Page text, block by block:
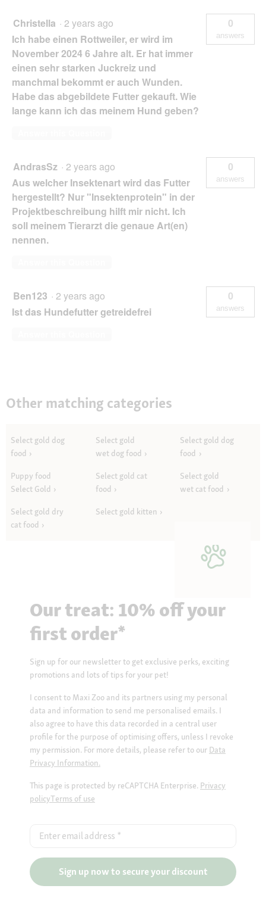
Christella · 2 years ago
Ich habe einen Rottweiler, er wird im
November 2024 6 Jahre alt. Er hat immer
einen sehr starken Juckreiz und
manchmal bekommt er auch Wunden.
Habe das abgebildete Futter gekauft. Wie
lange kann ich das meinem Hund geben?
0
answers
AndrasSz · 2 years ago
Aus welcher Insektenart wird das Futter
hergestellt? Nur "Insektenprotein" in der
Projektbeschreibung hilft mir nicht. Ich
soll meinem Tierarzt die genaue Art(en)
nennen.
0
answers
Ben123 · 2 years ago
Ist das Hundefutter getreidefrei
0
answers
Other matching categories
Select gold dog
food
Select gold
wet dog food
Select gold dog
food
Puppy food
Select Gold
Select gold cat
food
Select gold
wet cat food
Select gold dry
cat food
Select gold kitten
Our treat: 10% off your
first order*
Sign up for our newsletter to get exclusive perks, exciting
promotions and lots of tips for your pet!
I consent to Maxi Zoo and its partners using my personal
data and information to send me personalised emails. I
also agree to have this data recorded in a central user
profile for the purpose of optimising offers, unless I revoke
my permission. For more details, please refer to our Data
Privacy Information.
This page is protected by reCAPTCHA Enterprise. Privacy
policyTerms of use
Enter email address *
Sign up now to secure your discount